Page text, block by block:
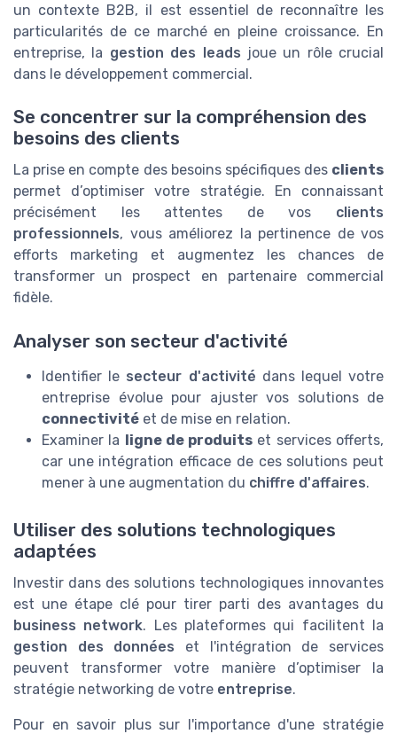
un contexte B2B, il est essentiel de reconnaître les
particularités de ce marché en pleine croissance. En
entreprise, la gestion des leads joue un rôle crucial
dans le développement commercial.
Se concentrer sur la compréhension des
besoins des clients
La prise en compte des besoins spécifiques des clients
permet d’optimiser votre stratégie. En connaissant
précisément les attentes de vos clients
professionnels, vous améliorez la pertinence de vos
efforts marketing et augmentez les chances de
transformer un prospect en partenaire commercial
fidèle.
Analyser son secteur d'activité
Identifier le secteur d'activité dans lequel votre
entreprise évolue pour ajuster vos solutions de
connectivité et de mise en relation.
Examiner la ligne de produits et services offerts,
car une intégration efficace de ces solutions peut
mener à une augmentation du chiffre d'affaires.
Utiliser des solutions technologiques
adaptées
Investir dans des solutions technologiques innovantes
est une étape clé pour tirer parti des avantages du
business network. Les plateformes qui facilitent la
gestion des données et l'intégration de services
peuvent transformer votre manière d’optimiser la
stratégie networking de votre entreprise.
Pour en savoir plus sur l'importance d'une stratégie